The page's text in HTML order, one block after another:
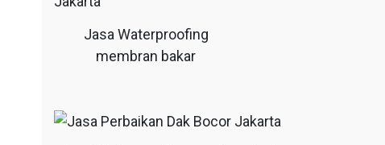
Jasa Waterproofing
membran bakar